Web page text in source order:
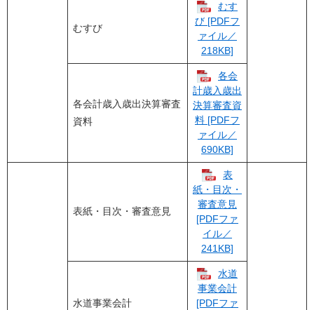
むすび
むす
び [PDFフ
ァイル／
218KB]
各会計歳入歳出決算審査
資料
各会
計歳入歳出
決算審査資
料 [PDFフ
ァイル／
690KB]
表紙・目次・審査意見
表
紙・目次・
審査意見
[PDFファ
イル／
241KB]
水道事業会計
水道
事業会計
[PDFファ